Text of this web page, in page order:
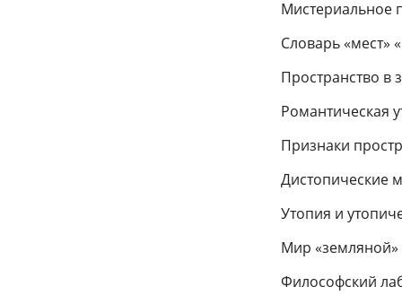
Мистериальное
Словарь «мест»
Пространство в
Романтическая
Признаки
Дистопические
Утопия и
Мир
Философский